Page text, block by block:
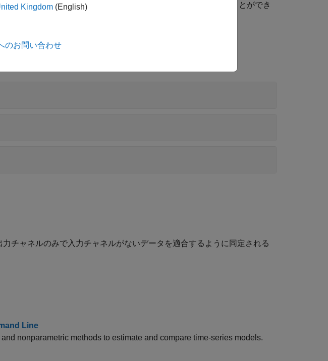
インやアプリ、あるいは Simulink
でモデルの出力を予測することができ
チャネルのみで入力チャネルがないデータを適合するように同定される
Line
nonparametric methods to estimate and compare time-series models.
Kingdom (English)
のお問い合わせ